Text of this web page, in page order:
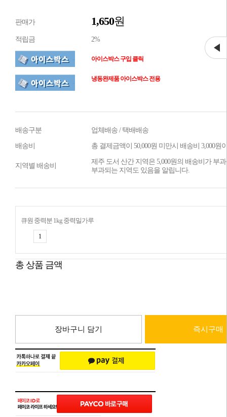
판매가 1,650원
적립금 2%
아이스박스 구입 클릭
냉동완제품 아이스박스 전용
배송구분 업체배송 / 택배배송
배송비 총 결제금액이 50,000원 미만시 배송비 3,000원
지역별 배송비
제주 도서 산간 지역은 5,000원의 배송비가 부
부과되는 지역도 있음을 알립니다.
큐원 중력분 1kg 중력밀가루
총 상품 금액
장바구니 담기 즉시구매